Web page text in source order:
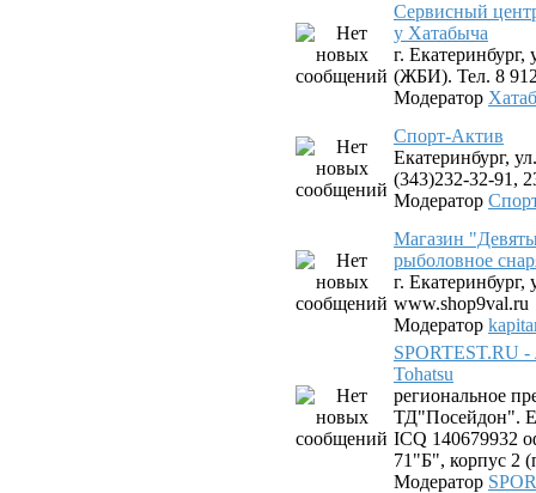
Сервисный
у Хатабыча
г.
(ЖБИ). Тел. 8
Модератор
Спорт-Актив
Екатеринбург,
(343)232-32-91,
Модератор
Магазин
рыболовное
г.
www.shop9val.ru
Модератор
SPORTEST.RU
Tohatsu
региональное
ТД"Посейдон".
ICQ 140679932
71"Б", корпус 2
Модератор